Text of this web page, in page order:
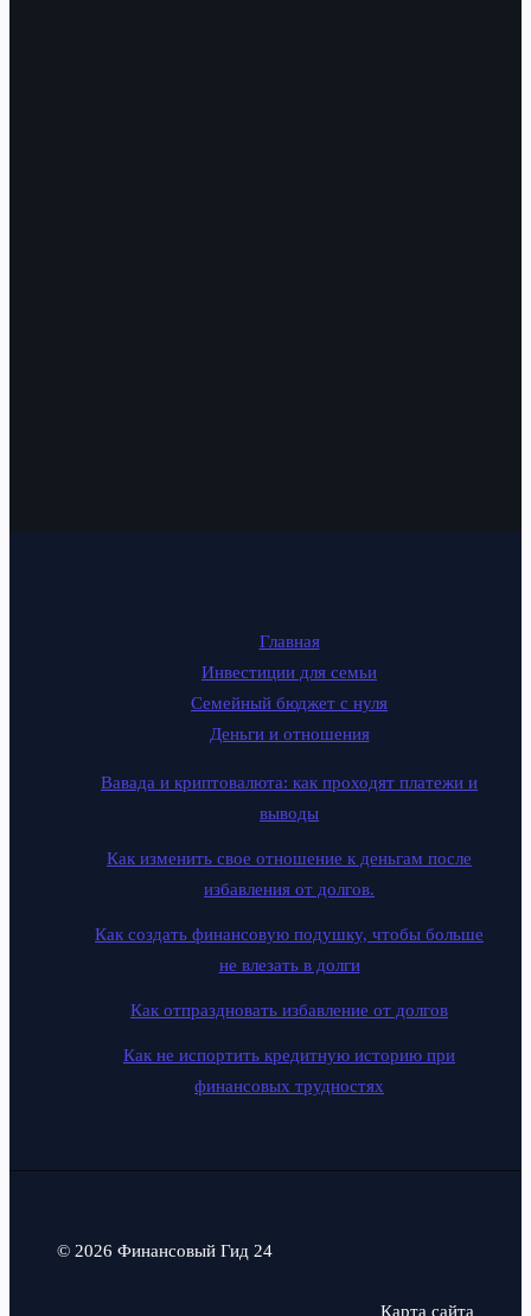
Главная
Инвестиции для семьи
Семейный бюджет с нуля
Деньги и отношения
Вавада и криптовалюта: как проходят платежи и
выводы
Как изменить свое отношение к деньгам после
избавления от долгов.
Как создать финансовую подушку, чтобы больше
не влезать в долги
Как отпраздновать избавление от долгов
Как не испортить кредитную историю при
финансовых трудностях
© 2026 Финансовый Гид 24
Карта сайта